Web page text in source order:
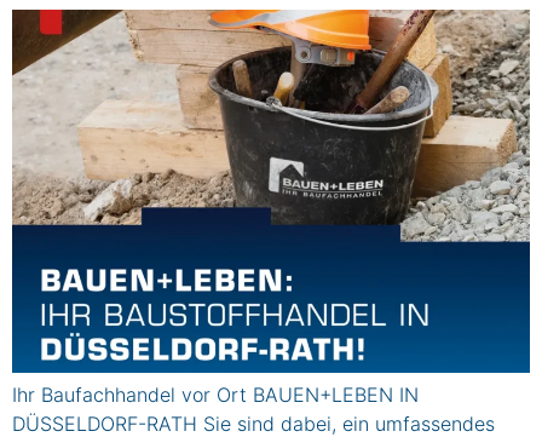
Ihr Baufachhandel vor Ort BAUEN+LEBEN IN
DÜSSELDORF-RATH Sie sind dabei, ein umfassendes